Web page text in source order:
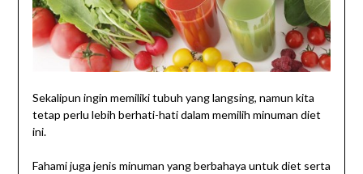
Sekalipun ingin memiliki tubuh yang langsing, namun kita
tetap perlu lebih berhati-hati dalam memilih minuman diet
ini.
Fahami juga jenis minuman yang berbahaya untuk diet serta